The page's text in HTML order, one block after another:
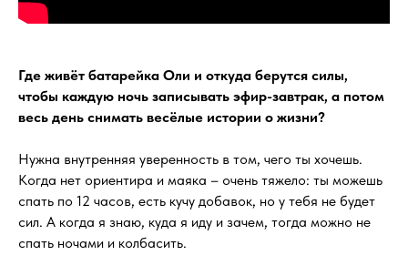
Где живёт батарейка Оли и откуда берутся силы,
чтобы каждую ночь записывать эфир-завтрак, а потом
весь день снимать весёлые истории о жизни?
Нужна внутренняя уверенность в том, чего ты хочешь.
Когда нет ориентира и маяка – очень тяжело: ты можешь
спать по 12 часов, есть кучу добавок, но у тебя не будет
сил. А когда я знаю, куда я иду и зачем, тогда можно не
спать ночами и колбасить.